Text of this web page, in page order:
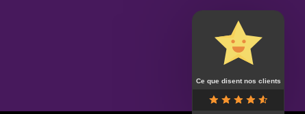
Ce que disent nos clients